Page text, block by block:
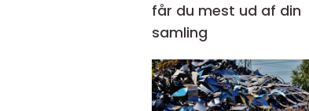
får du mest ud af din
samling